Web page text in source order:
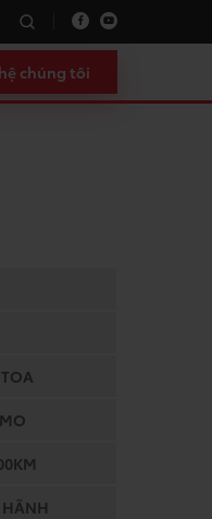
chúng tôi